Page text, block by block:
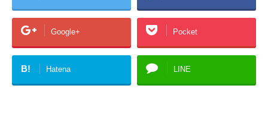
Google+ Pocket
B! Hatena LINE